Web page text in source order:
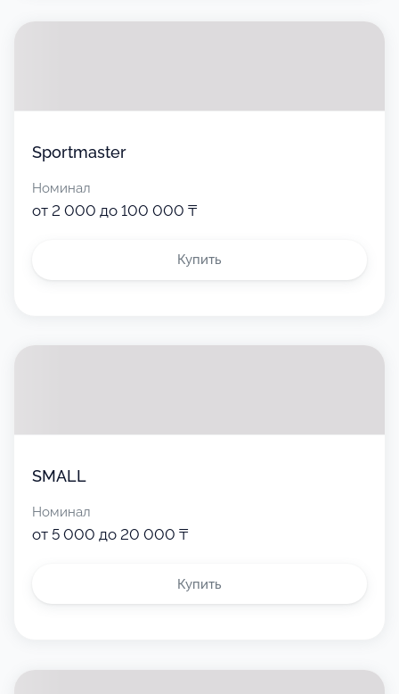
Sportmaster
Номинал
от 2 000 до 100 000 ₸
Купить
SMALL
Номинал
от 5 000 до 20 000 ₸
Купить